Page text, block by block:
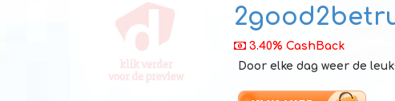
3.40% CashBack
Door elke dag weer de